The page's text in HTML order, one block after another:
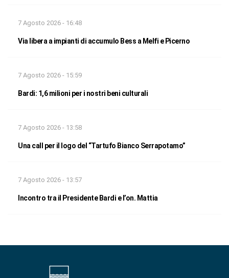
7 Agosto 2026 - 16:48
Via libera a impianti di accumulo Bess a Melfi e Picerno
7 Agosto 2026 - 15:59
Bardi: 1,6 milioni per i nostri beni culturali
7 Agosto 2026 - 13:58
Una call per il logo del “Tartufo Bianco Serrapotamo”
7 Agosto 2026 - 13:57
Incontro tra il Presidente Bardi e l’on. Mattia